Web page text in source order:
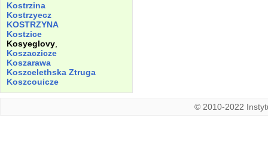
Kostrzina
Kostrzyecz
KOSTRZYNA
Kostzice
Kosyeglovy
Koszaczicze
Koszarawa
Koszcelethska Ztruga
Koszcouicze
© 2010-2022